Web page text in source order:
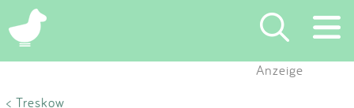
×
Anzeige
< Treskow